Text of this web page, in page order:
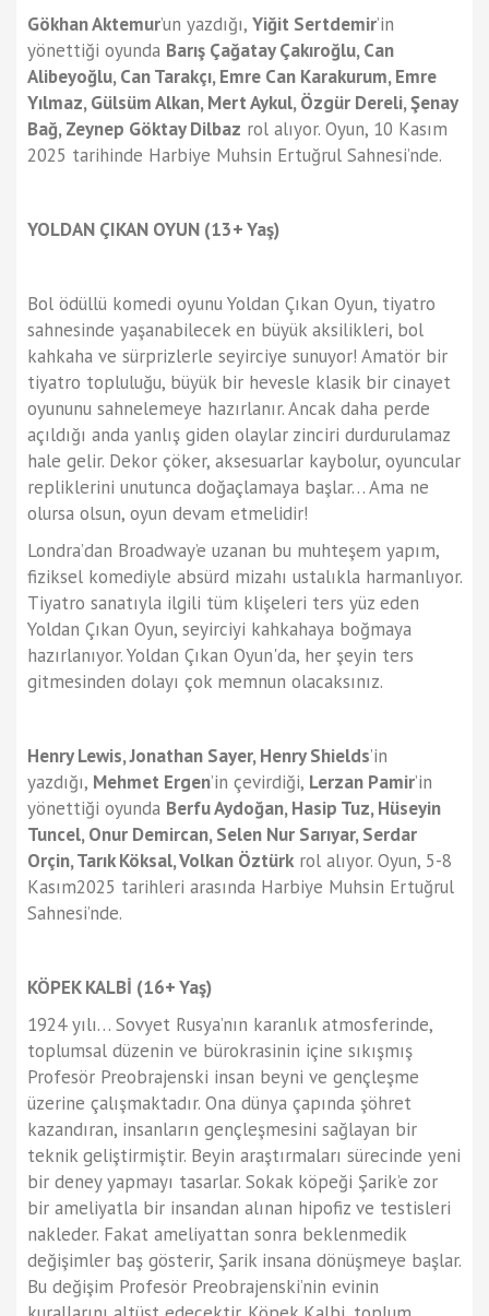
Gökhan Aktemur’un yazdığı, Yiğit Sertdemir’in
yönettiği oyunda Barış Çağatay Çakıroğlu, Can
Alibeyoğlu, Can Tarakçı, Emre Can Karakurum, Emre
Yılmaz, Gülsüm Alkan, Mert Aykul, Özgür Dereli, Şenay
Bağ, Zeynep Göktay Dilbaz rol alıyor. Oyun, 10 Kasım
2025 tarihinde Harbiye Muhsin Ertuğrul Sahnesi’nde.
YOLDAN ÇIKAN OYUN (13+ Yaş)
Bol ödüllü komedi oyunu Yoldan Çıkan Oyun, tiyatro
sahnesinde yaşanabilecek en büyük aksilikleri, bol
kahkaha ve sürprizlerle seyirciye sunuyor! Amatör bir
tiyatro topluluğu, büyük bir hevesle klasik bir cinayet
oyununu sahnelemeye hazırlanır. Ancak daha perde
açıldığı anda yanlış giden olaylar zinciri durdurulamaz
hale gelir. Dekor çöker, aksesuarlar kaybolur, oyuncular
repliklerini unutunca doğaçlamaya başlar… Ama ne
olursa olsun, oyun devam etmelidir!
Londra’dan Broadway’e uzanan bu muhteşem yapım,
fiziksel komediyle absürd mizahı ustalıkla harmanlıyor.
Tiyatro sanatıyla ilgili tüm klişeleri ters yüz eden
Yoldan Çıkan Oyun, seyirciyi kahkahaya boğmaya
hazırlanıyor. Yoldan Çıkan Oyun'da, her şeyin ters
gitmesinden dolayı çok memnun olacaksınız.
Henry Lewis, Jonathan Sayer, Henry Shields’in
yazdığı, Mehmet Ergen’in çevirdiği, Lerzan Pamir’in
yönettiği oyunda Berfu Aydoğan, Hasip Tuz, Hüseyin
Tuncel, Onur Demircan, Selen Nur Sarıyar, Serdar
Orçin, Tarık Köksal, Volkan Öztürkrol alıyor. Oyun, 5-8
Kasım2025 tarihleri arasında Harbiye Muhsin Ertuğrul
Sahnesi’nde.
KÖPEK KALBİ (16+ Yaş)
1924 yılı… Sovyet Rusya’nın karanlık atmosferinde,
toplumsal düzenin ve bürokrasinin içine sıkışmış
Profesör Preobrajenski insan beyni ve gençleşme
üzerine çalışmaktadır. Ona dünya çapında şöhret
kazandıran, insanların gençleşmesini sağlayan bir
teknik geliştirmiştir. Beyin araştırmaları sürecinde yeni
bir deney yapmayı tasarlar. Sokak köpeği Şarik’e zor
bir ameliyatla bir insandan alınan hipofiz ve testisleri
nakleder. Fakat ameliyattan sonra beklenmedik
değişimler baş gösterir, Şarik insana dönüşmeye başlar.
Bu değişim Profesör Preobrajenski’nin evinin